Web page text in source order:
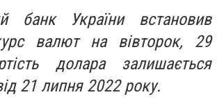
банк України встановив
валют на вівторок, 29
долара залишається
21 липня 2022 року.